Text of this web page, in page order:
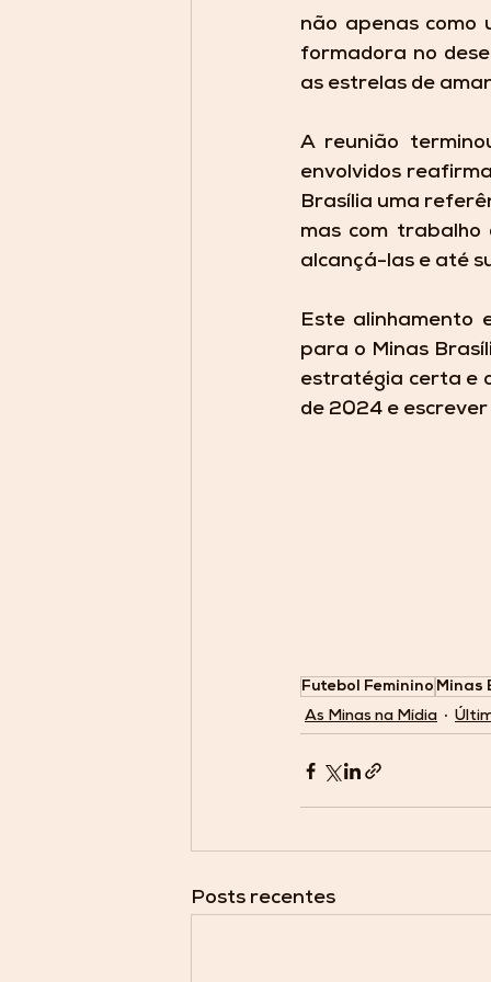
não apenas como
formadora no
as estrelas de
A reunião
envolvidos
Brasília uma
mas com trabalho
alcançá-las e até
Este alinhamento
para o Minas
estratégia certa e
de 2024 e
Futebol Feminino Minas
As Minas na Mídia
Posts recentes